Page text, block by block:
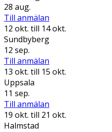
28 aug.
Till anmälan
12 okt. till 14 okt.
Sundbyberg
12 sep.
Till anmälan
13 okt. till 15 okt.
Uppsala
11 sep.
Till anmälan
19 okt. till 21 okt.
Halmstad